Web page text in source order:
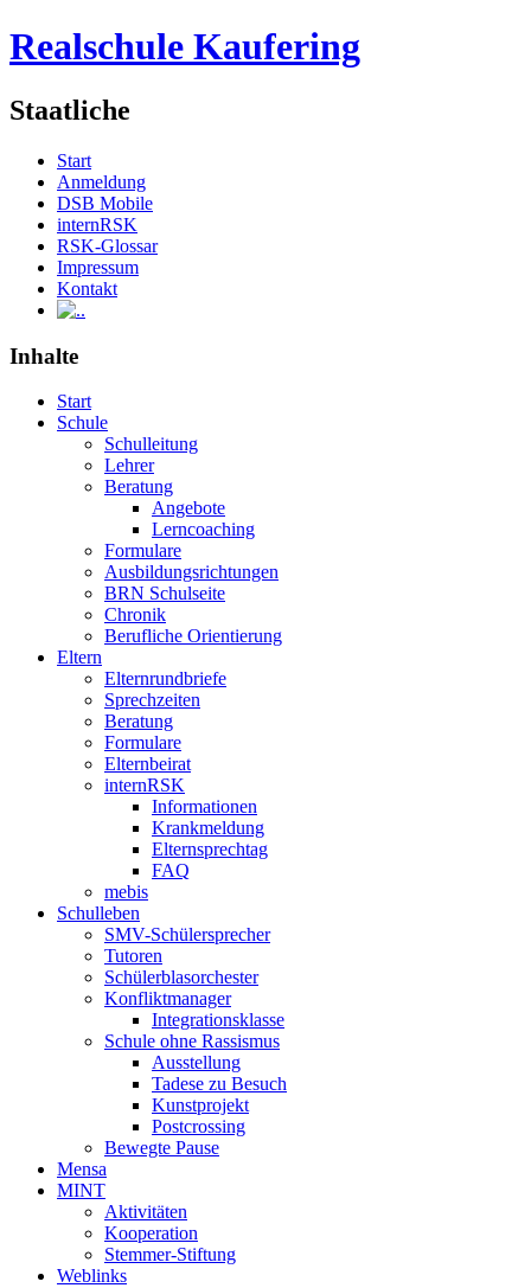
Realschule Kaufering
Staatliche
Start
Anmeldung
DSB Mobile
internRSK
RSK-Glossar
Impressum
Kontakt
.
Inhalte
Start
Schule
Schulleitung
Lehrer
Beratung
Angebote
Lerncoaching
Formulare
Ausbildungsrichtungen
BRN Schulseite
Chronik
Berufliche Orientierung
Eltern
Elternrundbriefe
Sprechzeiten
Beratung
Formulare
Elternbeirat
internRSK
Informationen
Krankmeldung
Elternsprechtag
FAQ
mebis
Schulleben
SMV-Schülersprecher
Tutoren
Schülerblasorchester
Konfliktmanager
Integrationsklasse
Schule ohne Rassismus
Ausstellung
Tadese zu Besuch
Kunstprojekt
Postcrossing
Bewegte Pause
Mensa
MINT
Aktivitäten
Kooperation
Stemmer-Stiftung
Weblinks